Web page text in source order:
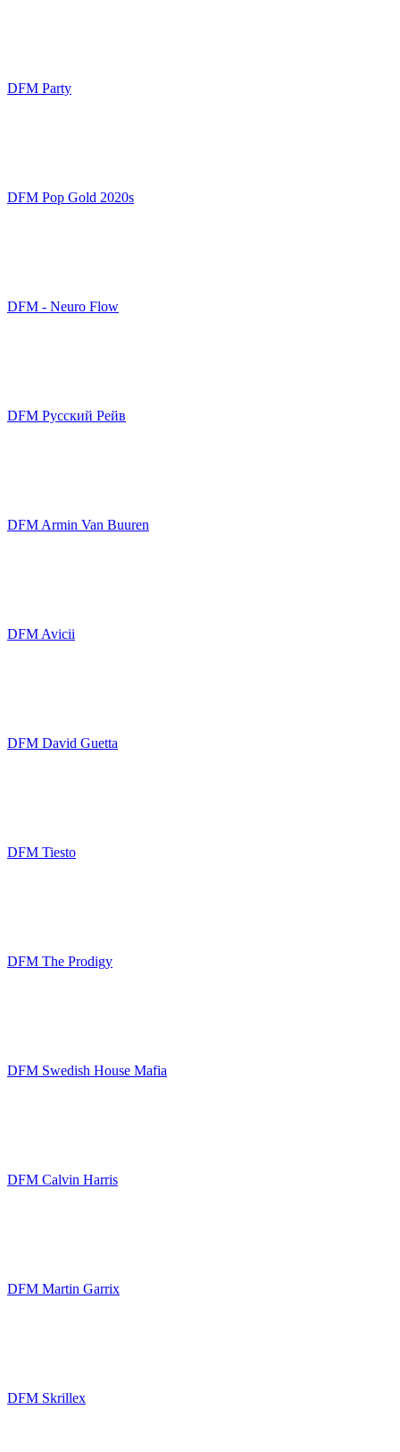
DFM Party
DFM Pop Gold 2020s
DFM - Neuro Flow
DFM Русский Рейв
DFM Armin Van Buuren
DFM Avicii
DFM David Guetta
DFM Tiesto
DFM The Prodigy
DFM Swedish House Mafia
DFM Calvin Harris
DFM Martin Garrix
DFM Skrillex